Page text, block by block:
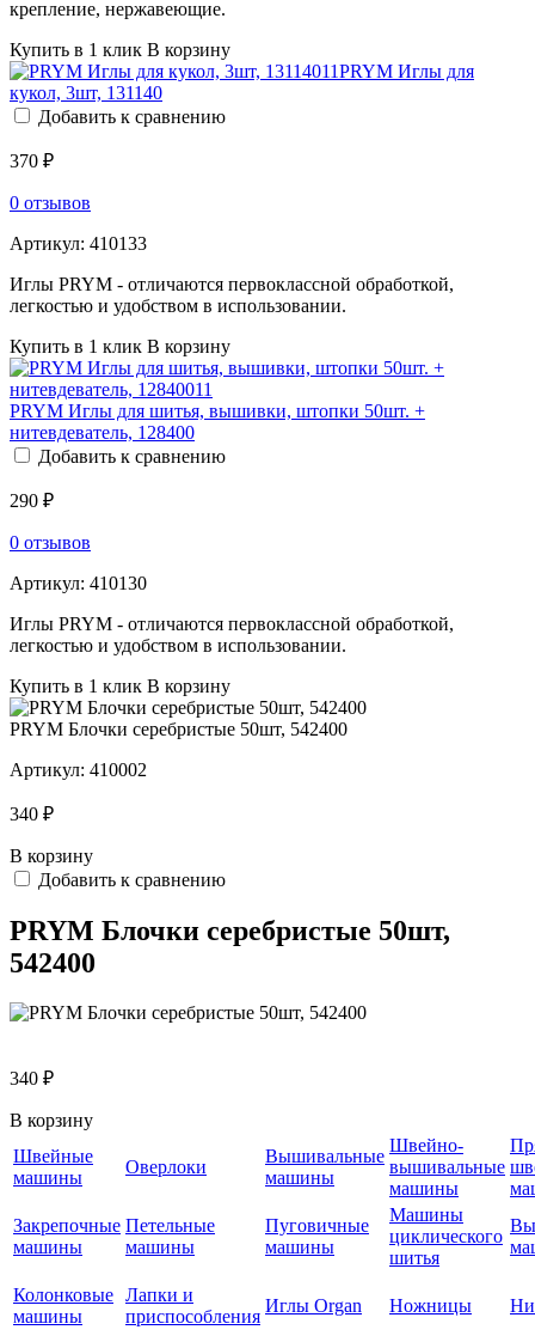
крепление, нержавеющие.
Купить в 1 клик В корзину
PRYM Иглы для
кукол, 3шт, 131140
Добавить к сравнению
370 ₽
0 отзывов
Артикул: 410133
Иглы PRYM - отличаются первоклассной обработкой,
легкостью и удобством в использовании.
Купить в 1 клик В корзину
PRYM Иглы для шитья, вышивки, штопки 50шт. +
нитевдеватель, 128400
Добавить к сравнению
290 ₽
0 отзывов
Артикул: 410130
Иглы PRYM - отличаются первоклассной обработкой,
легкостью и удобством в использовании.
Купить в 1 клик В корзину
PRYM Блочки серебристые 50шт, 542400
Артикул: 410002
340 ₽
В корзину
Добавить к сравнению
PRYM Блочки серебристые 50шт,
542400
340 ₽
В корзину
Швейные
машины
Оверлоки
Вышивальные
машины
Швейно-
вышивальные
машины
Закрепочные
машины
Петельные
машины
Пуговичные
машины
Машины
циклического
шитья
Колонковые
машины
Лапки и
приспособления
Иглы Organ Ножницы